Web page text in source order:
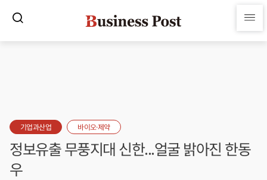
기업과산업 바이오·제약
정보유출 무풍지대 신한...얼굴 밝아진 한동
우